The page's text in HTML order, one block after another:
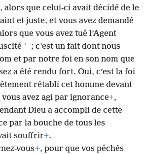
que celui-ci avait décidé de le
et juste, et vous avez demandé
que vous avez tué l’Agent
* ; c’est un fait dont nous
et par notre foi en son nom que
a été rendu fort. Oui, c’est la foi
rétabli cet homme devant
avez agi par ignorance+,
Dieu a accompli de cette
par la bouche de tous les
souffrir+.
vous+, pour que vos péchés